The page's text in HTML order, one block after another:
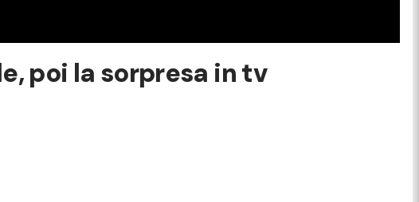
poi la sorpresa in tv